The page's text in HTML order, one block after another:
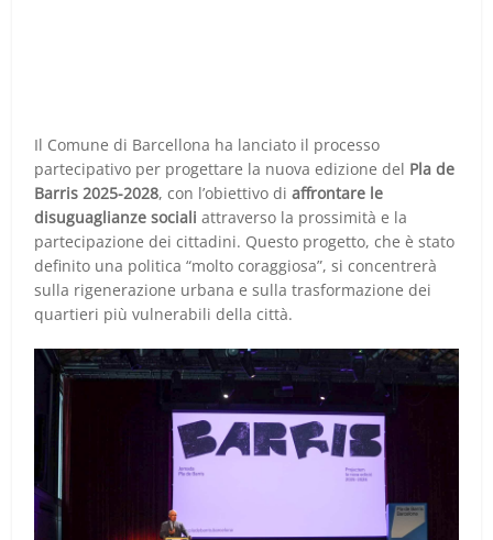
Il Comune di Barcellona ha lanciato il processo
partecipativo per progettare la nuova edizione del Pla de
Barris 2025-2028, con l’obiettivo diaffrontare le
disuguaglianze sociali attraverso la prossimità e la
partecipazione dei cittadini. Questo progetto, che è stato
definito una politica “molto coraggiosa”, si concentrerà
sulla rigenerazione urbana e sulla trasformazione dei
quartieri più vulnerabili della città.